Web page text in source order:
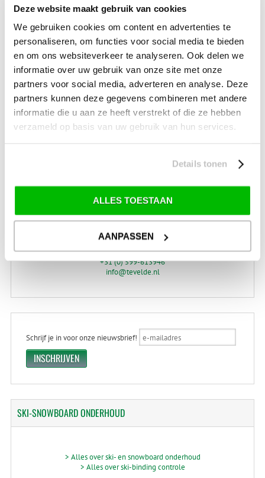
Deze website maakt gebruik van cookies
We gebruiken cookies om content en advertenties te
personaliseren, om functies voor social media te bieden
en om ons websiteverkeer te analyseren. Ook delen we
informatie over uw gebruik van onze site met onze
partners voor social media, adverteren en analyse. Deze
partners kunnen deze gegevens combineren met andere
informatie die u aan ze heeft verstrekt of die ze hebben
verzameld op basis van uw gebruik van hun services.
Details tonen
ALLES TOESTAAN
AANPASSEN
SALE Recreatie
SALE Outdoor
SALE Schaatsen
VERZENDKOSTEN: € 8,99
*) Voor grotere pakketverzendingen en bijzondere (buitenland) bestemmingen kunnen
afwijkende tarieven en levertermijnen gelden. Deze staan vermeld bij de artikelen.
Kijk hier voor de ruilen-retourneren procedure
Waar is ons bedrijf gevestigd?
Drentse Poort 7
Nieuw Buinen (Stadskanaal)
+31 (0) 599-613946
info@tevelde.nl
Schrijf je in voor onze nieuwsbrief!
SKI-SNOWBOARDONDERHOUD
> Alles over ski- en snowboard onderhoud
> Alles over ski-binding controle